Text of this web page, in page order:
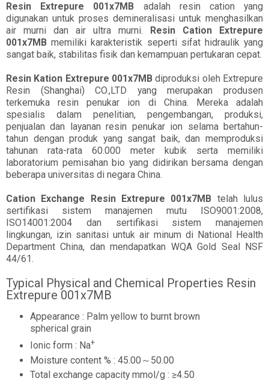
Resin Extrepure 001x7MB adalah resin cation yang
digunakan untuk proses demineralisasi untuk menghasilkan
air murni dan air ultra murni.
Resin Cation Extrepure
001x7MB memiliki karakteristik seperti sifat hidraulik yang
sangat baik, stabilitas fisik dan kemampuan pertukaran cepat.
Resin Kation Extrepure 001x7MB diproduksi oleh Extrepure
Resin (Shanghai) CO.,LTD yang merupakan produsen
terkemuka resin penukar ion di China. Mereka adalah
spesialis dalam penelitian, pengembangan, produksi,
penjualan dan layanan resin penukar ion selama bertahun-
tahun dengan produk yang sangat baik, dan memproduksi
tahunan rata-rata 60.000 meter kubik serta memiliki
laboratorium pemisahan bio yang didirikan bersama dengan
beberapa universitas di negara China.
Cation Exchange Resin Extrepure 001x7MB telah lulus
sertifikasi sistem manajemen mutu ISO9001:2008,
ISO14001:2004 dan sertifikasi sistem manajemen
lingkungan, izin sanitasi untuk air minum di National Health
Department China, dan mendapatkan WQA Gold Seal NSF
44/61.
Typical Physical and Chemical Properties Resin
Extrepure 001x7MB
Appearance : Palm yellow to burnt brown
spherical grain
Ionic form : Na+
Moisture content % : 45.00～50.00
Total exchange capacity mmol/g : ≥4.50